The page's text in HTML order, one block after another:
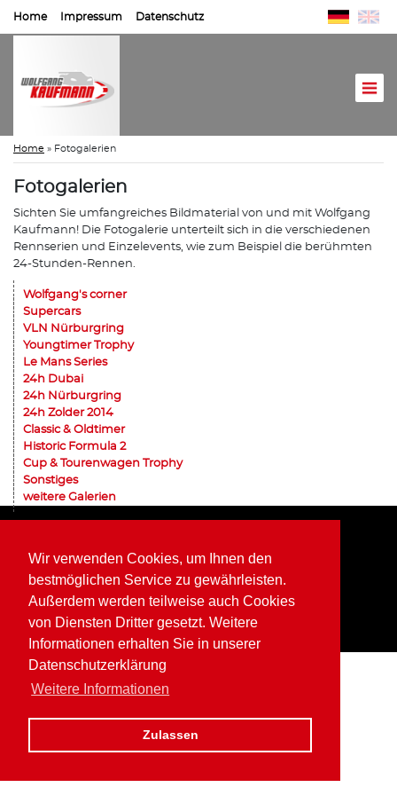
Wir verwenden Cookies, um Ihnen den
bestmöglichen Service zu gewährleisten.
Außerdem werden teilweise auch Cookies
von Diensten Dritter gesetzt. Weitere
Informationen erhalten Sie in unserer
Datenschutzerklärung
Weitere Informationen
Zulassen
Home Impressum Datenschutz
Home » Fotogalerien
Fotogalerien
Sichten Sie umfangreiches Bildmaterial von und mit Wolfgang
Kaufmann! Die Fotogalerie unterteilt sich in die verschiedenen
Rennserien und Einzelevents, wie zum Beispiel die berühmten
24-Stunden-Rennen.
Wolfgang's corner
Supercars
VLN Nürburgring
Youngtimer Trophy
Le Mans Series
24h Dubai
24h Nürburgring
24h Zolder 2014
Classic & Oldtimer
Historic Formula 2
Cup & Tourenwagen Trophy
Sonstiges
weitere Galerien